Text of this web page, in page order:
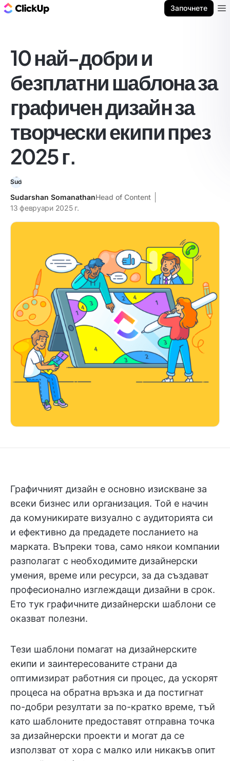
Започнете
10 най-добри и
безплатни шаблона за
графичен дизайн за
творчески екипи през
2025 г.
Sudarshan SomanathanHead of Content
13 февруари 2025 г.
Графичният дизайн е основно изискване за
всеки бизнес или организация. Той е начин
да комуникирате визуално с аудиторията си
и ефективно да предадете посланието на
марката. Въпреки това, само някои компании
разполагат с необходимите дизайнерски
умения, време или ресурси, за да създават
професионално изглеждащи дизайни в срок.
Ето тук графичните дизайнерски шаблони се
оказват полезни.
Тези шаблони помагат на дизайнерските
екипи и заинтересованите страни да
оптимизират работния си процес, да ускорят
процеса на обратна връзка и да постигнат
по-добри резултати за по-кратко време, тъй
като шаблоните предоставят отправна точка
за дизайнерски проекти и могат да се
използват от хора с малко или никакъв опит